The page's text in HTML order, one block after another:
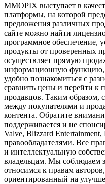
MMOPIX выступает в
платформы, на которой
предложения различных
сайте можно найти
программное обеспечение,
продукты от проверенных
осуществляет прямую
информационную функцию,
удобно познакомиться с
сравнить цены и перейти к
продавцов. Таким образом,
между покупателями и
контента. Обратите
поддерживается и не
Valve, Blizzard
правообладателями. Все
и интеллектуальную
владельцам. Мы соблюдаем
относимся к правам
ориентированный на